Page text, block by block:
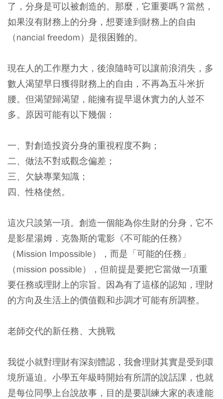
了，分身是可以被創造的。那麼，它重要嗎？當然，
如果沒有財務上的分身，想要達到財務上的自由
（nancial freedom）是很困難的。
現在人的工作壓力大，後浪隨時可以讓前浪消失，多
數人渴望早日獲得財務上的自由，不再為五斗米折
腰。但渴望歸渴望，能擁有提早退休實力的人並不
多。原因可能有以下幾個：
一、對創造投資分身的重視程度不夠；
二、做法不對或觀念偏差；
三、欠缺專業知識；
四、性格使然。
這次只談第一項。創造一個能為你生財的分身，它不
是影星湯姆．克魯斯的電影《不可能的任務》
（Mission Impossible），而是「可能的任務」
（mission possible），但前提是要把它當做一項重
要任務或理財上的宗旨。因為有了這樣的認知，理財
的方向及生活上的價值觀和步調才可能有所調整。
老師交代的新任務、大挑戰
我從小就對理財有深刻體認，我會理財其實是受到環
境所逼迫。小學五年級時開始有所謂的說話課，也就
是每位同學上台說故事，目的是要訓練大家的表達能